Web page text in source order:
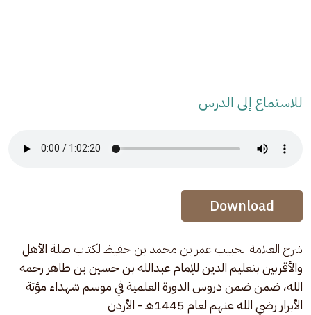
للاستماع إلى الدرس
Audio Stream
Audio Stream
Download
شرح العلامة الحبيب عمر بن محمد بن حفيظ لكتاب صلة الأهل
والأقربين بتعليم الدين للإمام عبدالله بن حسين بن طاهر رحمه
الله، ضمن ضمن دروس الدورة العلمية في موسم شهداء مؤتة
الأبرار رضي الله عنهم لعام 1445هـ - الأردن